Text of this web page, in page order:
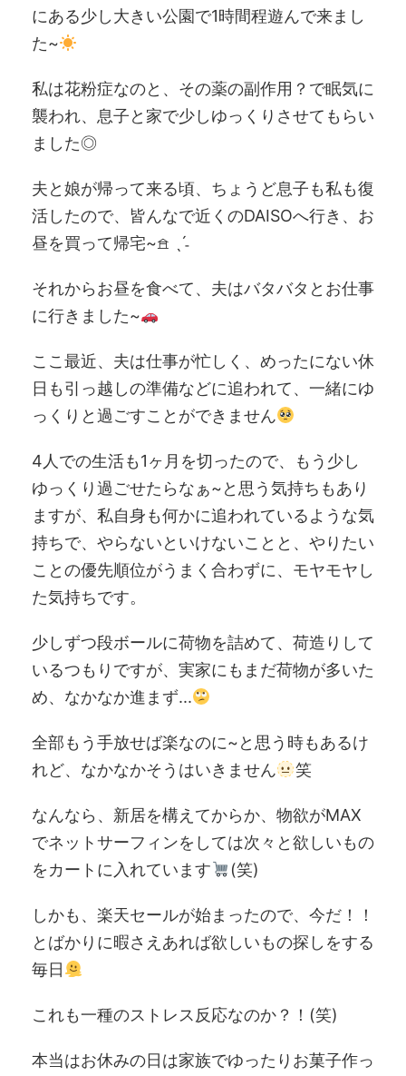
にある少し大きい公園で1時間程遊んで来まし
た~
私は花粉症なのと、その薬の副作用？で眠気に
襲われ、息子と家で少しゆっくりさせてもらい
ました◎
夫と娘が帰って来る頃、ちょうど息子も私も復
活したので、皆んなで近くのDAISOへ行き、お
昼を買って帰宅~𖠿 ˎˊ˗
それからお昼を食べて、夫はバタバタとお仕事
に行きました~
ここ最近、夫は仕事が忙しく、めったにない休
日も引っ越しの準備などに追われて、一緒にゆ
っくりと過ごすことができません
4人での生活も1ヶ月を切ったので、もう少し
ゆっくり過ごせたらなぁ~と思う気持ちもあり
ますが、私自身も何かに追われているような気
持ちで、やらないといけないことと、やりたい
ことの優先順位がうまく合わずに、モヤモヤし
た気持ちです。
少しずつ段ボールに荷物を詰めて、荷造りして
いるつもりですが、実家にもまだ荷物が多いた
め、なかなか進まず...
全部もう手放せば楽なのに~と思う時もあるけ
れど、なかなかそうはいきません
笑
なんなら、新居を構えてからか、物欲がMAX
でネットサーフィンをしては次々と欲しいもの
をカートに入れています
(笑)
しかも、楽天セールが始まったので、今だ！！
とばかりに暇さえあれば欲しいもの探しをする
毎日
これも一種のストレス反応なのか？！(笑)
本当はお休みの日は家族でゆったりお菓子作っ